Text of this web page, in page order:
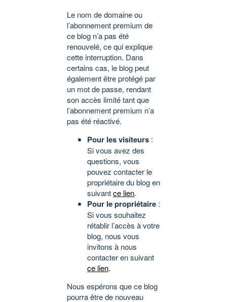
Le nom de domaine ou
l’abonnement premium de
ce blog n’a pas été
renouvelé, ce qui explique
cette interruption. Dans
certains cas, le blog peut
également être protégé par
un mot de passe, rendant
son accès limité tant que
l’abonnement premium n’a
pas été réactivé.
Pour les visiteurs :
Si vous avez des
questions, vous
pouvez contacter le
propriétaire du blog en
suivantce lien.
Pour le propriétaire :
Si vous souhaitez
rétablir l’accès à votre
blog, nous vous
invitons à nous
contacter en suivant
ce lien.
Nous espérons que ce blog
pourra être de nouveau